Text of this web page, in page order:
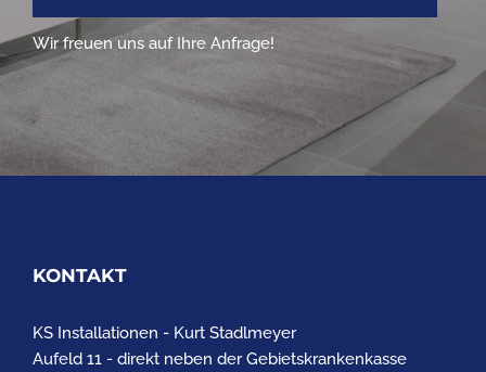
Wir freuen uns auf Ihre Anfrage!
KONTAKT
KS Installationen - Kurt Stadlmeyer
Aufeld 11 - direkt neben der Gebietskrankenkasse